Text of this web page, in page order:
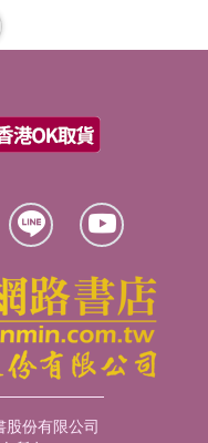
份有限公司